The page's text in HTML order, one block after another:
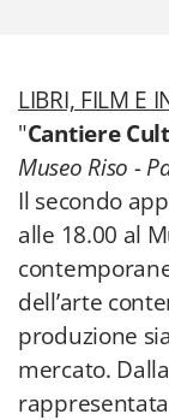
LIBRI, FILM E
"Cantiere
Museo Riso -
Il secondo
alle 18.00 al
dell’arte
produzione
mercato.